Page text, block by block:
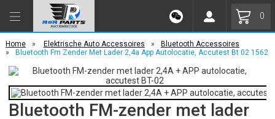
0
Home » Elektrische Auto Accessoires »
Bluetooth Accessoires
»
Bluetooth Fm Zender Met Lader 2,4a App Autolocatie, Accutest Bt 02 1562
Bluetooth FM-zender met lader